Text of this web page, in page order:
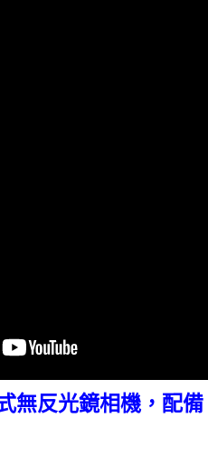
無反光鏡相機，配